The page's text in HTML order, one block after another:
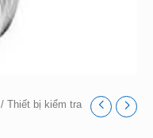
/ Thiết bị kiểm tra